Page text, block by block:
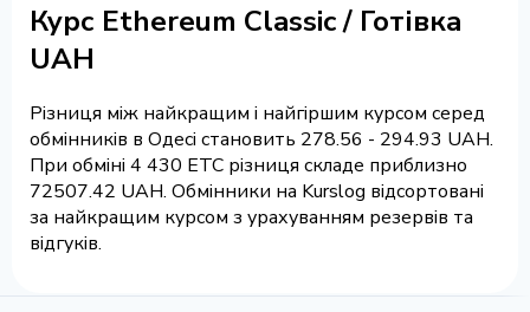
Курс Ethereum Classic / Готівка
UAH
Різниця між найкращим і найгіршим курсом серед
обмінників в Одесі становить 278.56 - 294.93 UAH.
При обміні 4 430 ETC різниця складе приблизно
72507.42 UAH. Обмінники на Kurslog відсортовані
за найкращим курсом з урахуванням резервів та
відгуків.